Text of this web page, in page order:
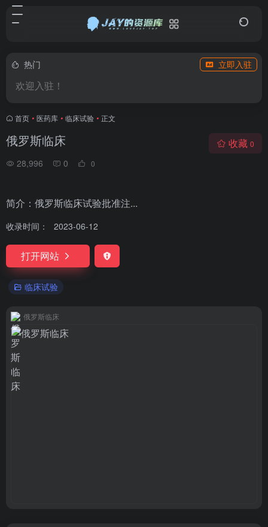
热门 立即入驻
欢迎入驻！
首页 • 医药库 • 临床试验 • 正文
俄罗斯临床
28,996 0 0
收藏 0
简介：俄罗斯临床试验批准注...
收录时间： 2023-06-12
打开网站
临床试验
俄罗斯临床